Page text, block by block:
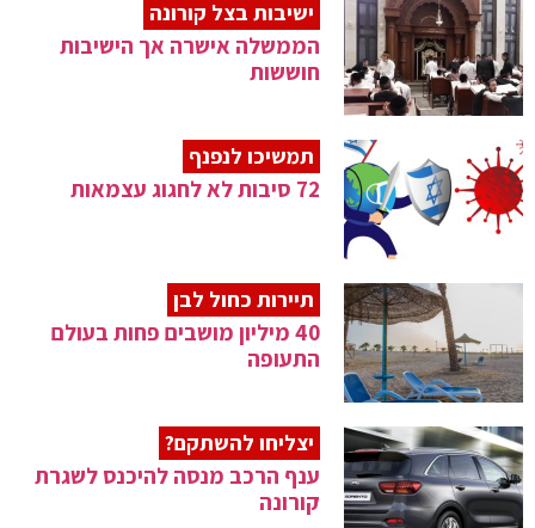
ישיבות בצל קורונה
הממשלה אישרה אך הישיבות
חוששות
תמשיכו לנפנף
72 סיבות לא לחגוג עצמאות
תיירות כחול לבן
40 מיליון מושבים פחות בעולם
התעופה
יצליחו להשתקם?
ענף הרכב מנסה להיכנס לשגרת
קורונה